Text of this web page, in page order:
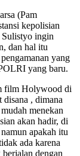
(Pam
kepolisian
ingin
dan hal itu
yang
yang baru.
film Holywood di
disana , dimana
menekan
akan hadir, di
apakah itu
ada karena
berjalan dengan